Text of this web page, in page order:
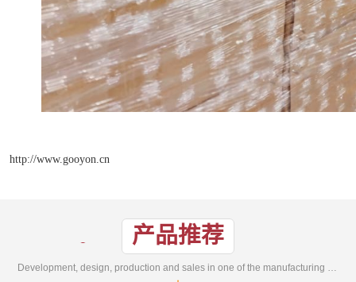
http://www.gooyon.cn
产品推荐
Development, design, production and sales in one of the manufacturing enterprises